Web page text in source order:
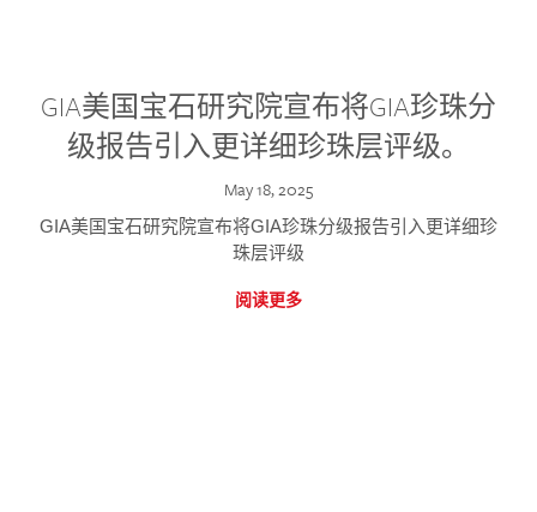
GIA美国宝石研究院宣布将GIA珍珠分
级报告引入更详细珍珠层评级。
May 18, 2025
GIA美国宝石研究院宣布将GIA珍珠分级报告引入更详细珍
珠层评级
阅读更多